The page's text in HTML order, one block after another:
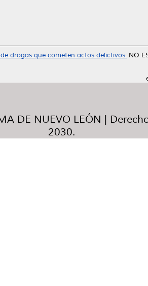
drogas que cometen actos delictivos. NO
DE NUEVO LEÓN |
2030.